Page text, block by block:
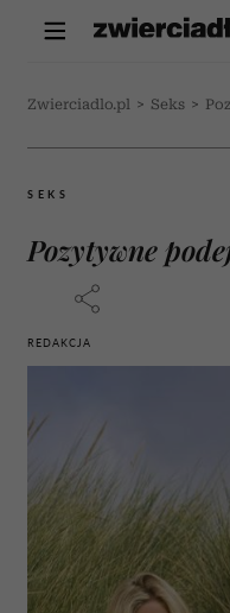
Zwierciadlo.pl > Seks >
SEKS
Pozytywne
REDAKCJA